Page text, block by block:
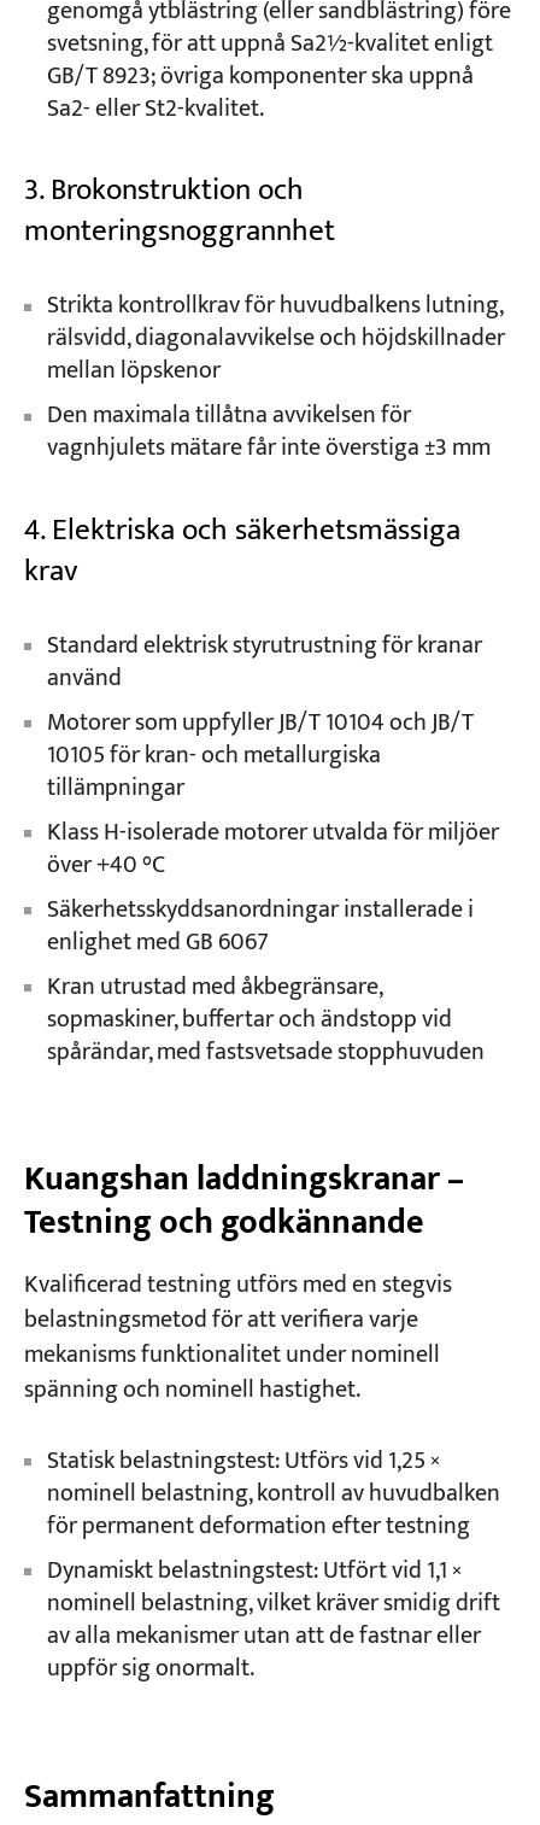
genomgå ytblästring (eller sandblästring) före
svetsning, för att uppnå Sa2½-kvalitet enligt
GB/T 8923; övriga komponenter ska uppnå
Sa2- eller St2-kvalitet.
3. Brokonstruktion och
monteringsnoggrannhet
Strikta kontrollkrav för huvudbalkens lutning,
rälsvidd, diagonalavvikelse och höjdskillnader
mellan löpskenor
Den maximala tillåtna avvikelsen för
vagnhjulets mätare får inte överstiga ±3 mm
4. Elektriska och säkerhetsmässiga
krav
Standard elektrisk styrutrustning för kranar
använd
Motorer som uppfyller JB/T 10104 och JB/T
10105 för kran- och metallurgiska
tillämpningar
Klass H-isolerade motorer utvalda för miljöer
över +40 °C
Säkerhetsskyddsanordningar installerade i
enlighet med GB 6067
Kran utrustad med åkbegränsare,
sopmaskiner, buffertar och ändstopp vid
spårändar, med fastsvetsade stopphuvuden
Kuangshan laddningskranar –
Testning och godkännande
Kvalificerad testning utförs med en stegvis
belastningsmetod för att verifiera varje
mekanisms funktionalitet under nominell
spänning och nominell hastighet.
Statisk belastningstest: Utförs vid 1,25 ×
nominell belastning, kontroll av huvudbalken
för permanent deformation efter testning
Dynamiskt belastningstest: Utfört vid 1,1 ×
nominell belastning, vilket kräver smidig drift
av alla mekanismer utan att de fastnar eller
uppför sig onormalt.
Sammanfattning